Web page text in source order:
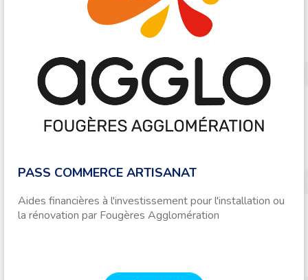
PASS COMMERCE ARTISANAT
Aides financières à l'investissement pour l'installation ou
la rénovation par Fougères Agglomération